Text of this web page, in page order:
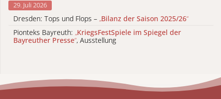
29. Juli 2026
Dresden: Tops und Flops – „Bilanz der Saison 2025/26“
Pionteks Bayreuth: „KriegsFestSpiele im Spiegel der
Bayreuther Presse“, Ausstellung